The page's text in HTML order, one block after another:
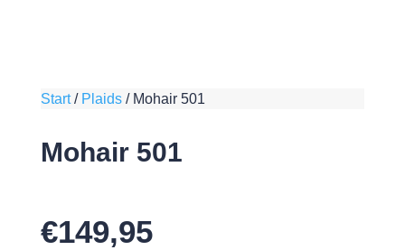
Start/ Plaids/ Mohair 501
Mohair 501
€149,95